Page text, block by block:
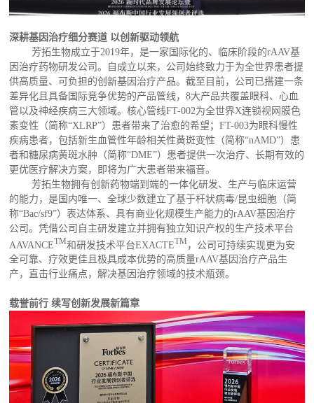
深耕基因治疗细分赛道 以创新驱动领航
芳拓生物成立于2019年，是一家国际化的、临床阶段的rAAV基
因治疗药物研发公司。自成立以来，公司始终致力于为全世界患者提
供高质量、可负担的创新基因治疗产品。截至目前，公司已搭建一条
差异化且具备国际竞争优势的产品管线，8大产品共覆盖眼科、心血
管以及神经疾病三大领域。核心管线FT-002为全世界X连锁视网膜色
素变性（简称“XLRP”）患者带来了治愈的希望；FT-003为眼科慢性
疾病患者，包括新生血管性年龄相关性黄斑变性（简称“nAMD”）患
者和糖尿病黄斑水肿（简称“DME”）患者提供一次治疗、长期有效的
更优医疗解决方案，即将为广大患者带来福音。
芳拓生物拥有创新药物端到端的一体化研发、生产与临床运营
的能力，是国内唯一、全球少数建立了基于杆状病毒/昆虫细胞（简
称“Bac/sf9”）表达体系、具有商业化规模生产能力的rAAV基因治疗
公司。凭借公司自主研发建立并拥有独立知识产权的生产技术平台
AAVANCETM和研发技术平台EXACTETM ，公司可持续实现更为安
全可靠、疗效更佳且极具成本优势的高质量rAAV基因治疗产品生
产，直击行业痛点，解决基因治疗领域的技术瓶颈。
载誉前行 续写创新发展新篇章